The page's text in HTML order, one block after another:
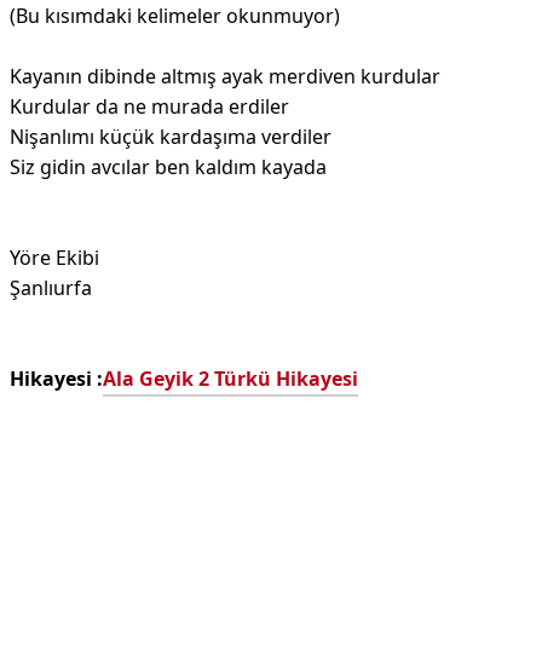
(Bu kısımdaki kelimeler okunmuyor)
Kayanın dibinde altmış ayak merdiven kurdular
Kurdular da ne murada erdiler
Nişanlımı küçük kardaşıma verdiler
Siz gidin avcılar ben kaldım kayada
Yöre Ekibi
Şanlıurfa
Hikayesi :Ala Geyik 2 Türkü Hikayesi